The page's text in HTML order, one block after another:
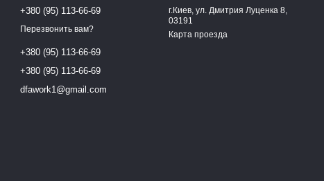
+380 (95) 113-66-69
Перезвонить вам?
+380 (95) 113-66-69
+380 (95) 113-66-69
dfawork1@gmail.com
г.Киев, ул. Дмитрия Луценка 8,
03191
Карта проезда